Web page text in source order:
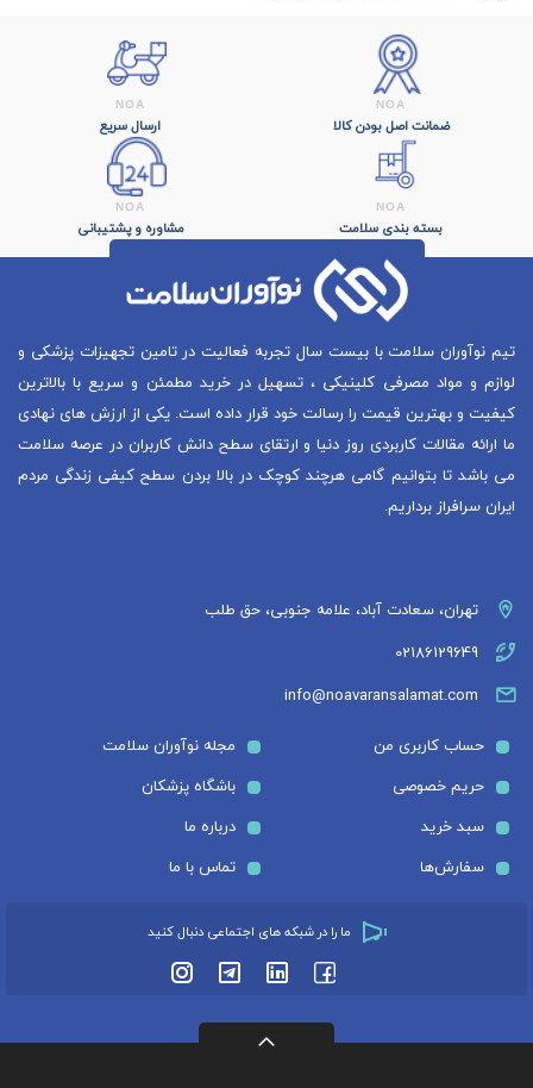
ضمانت اصل بودن کالا ارسال سریع
بسته بندی سلامت مشاوره و پشتیبانی
تهران، سعادت آباد، علامه جنوبی، حق طلب
02186129649
info@noavaransalamat.com
تیم نوآوران سلامت با بیست سال تجربه فعالیت در تامین تجهیزات پزشکی و
لوازم و مواد مصرفی کلینیکی ، تسهیل در خرید مطمئن و سریع با بالاترین
کیفیت و بهترین قیمت را رسالت خود قرار داده است. یکی از ارزش های نهادی
ما ارائه مقالات کاربردی روز دنیا و ارتقای سطح دانش کاربران در عرصه سلامت
می باشد تا بتوانیم گامی هرچند کوچک در بالا بردن سطح کیفی زندگی مردم
ایران سرافراز برداریم.
حساب کاربری من
حریم خصوصی
سبد خرید
سفارش‌ها
مجله نوآوران سلامت
باشگاه پزشکان
درباره ما
تماس با ما
ما را در شبکه های اجتماعی دنبال کنید